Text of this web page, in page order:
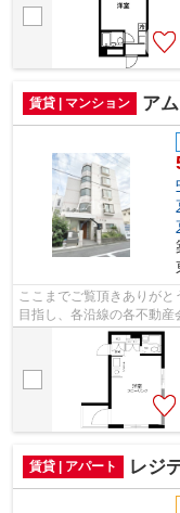
賃貸 | マンション ア
ここまでご覧頂きありが
目指し、各沿線の各不動
様へ提供しております！最
賃貸 | アパート レジ